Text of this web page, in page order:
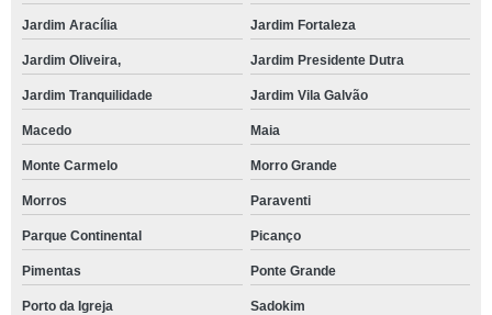
Jardim Aracília Jardim Fortaleza
Jardim Oliveira, Jardim Presidente Dutra
Jardim Tranquilidade Jardim Vila Galvão
Macedo Maia
Monte Carmelo Morro Grande
Morros Paraventi
Parque Continental Picanço
Pimentas Ponte Grande
Porto da Igreja Sadokim